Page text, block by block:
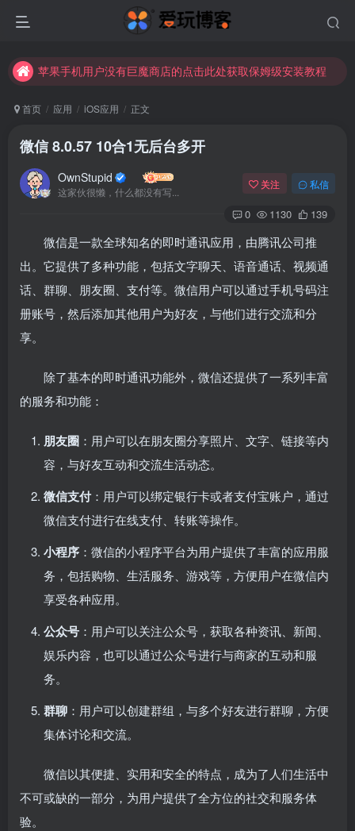
未找到所需资源？欢迎提交您的需求，我们将尽快为您处理。
苹果手机用户没有巨魔商店的点击此处获取保姆级安装教程
苹果手机用户没有巨魔商店的点击此处获取保姆级安装教程
首页 应用 iOS应用 正文
微信 8.0.57 10合1无后台多开
OwnStupid
这家伙很懒，什么都没有写...
关注 私信
0 1130 139
微信是一款全球知名的即时通讯应用，由腾讯公司推
出。它提供了多种功能，包括文字聊天、语音通话、视频通
话、群聊、朋友圈、支付等。微信用户可以通过手机号码注
册账号，然后添加其他用户为好友，与他们进行交流和分
享。
除了基本的即时通讯功能外，微信还提供了一系列丰富
的服务和功能：
朋友圈 ：用户可以在朋友圈分享照片、文字、链接等内
容，与好友互动和交流生活动态。
微信支付：用户可以绑定银行卡或者支付宝账户，通过
微信支付进行在线支付、转账等操作。
小程序 ：微信的小程序平台为用户提供了丰富的应用服
务，包括购物、生活服务、游戏等，方便用户在微信内
享受各种应用。
公众号 ：用户可以关注公众号，获取各种资讯、新闻、
娱乐内容，也可以通过公众号进行与商家的互动和服
务。
群聊 ：用户可以创建群组，与多个好友进行群聊，方便
集体讨论和交流。
微信以其便捷、实用和安全的特点，成为了人们生活中
不可或缺的一部分，为用户提供了全方位的社交和服务体
验。